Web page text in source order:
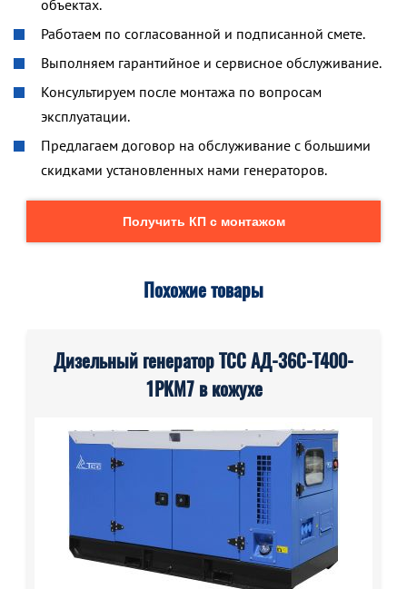
объектах.
Работаем по согласованной и подписанной смете.
Выполняем гарантийное и сервисное обслуживание.
Консультируем после монтажа по вопросам
эксплуатации.
Предлагаем договор на обслуживание с большими
скидками установленных нами генераторов.
Получить КП с монтажом
Похожие товары
Дизельный генератор ТСС АД-36С-Т400-
1РКМ7 в кожухе